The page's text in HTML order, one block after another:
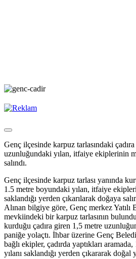
Genç ilçesinde karpuz tarlasındaki
uzunluğundaki yılan, itfaiye ekiplerinin
salındı.
Genç ilçesinde karpuz tarlası yanında
1.5 metre boyundaki yılan, itfaiye
saklandığı yerden çıkarılarak doğaya
Alınan bilgiye göre, Genç merkez
mevkiindeki bir karpuz tarlasının
kurduğu çadıra giren 1,5 metre
paniğe yolaçtı. İhbar üzerine Genç
bağlı ekipler, çadırda yaptıkları
yılanı saklandığı yerden çıkararak doğal